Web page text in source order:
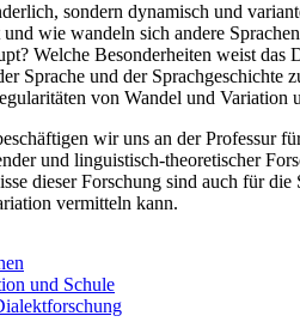
sondern dynamisch und
wie wandeln sich andere
Welche Besonderheiten weist
Sprache und der
von Wandel und
wir uns an der Professur
und linguistisch-theoretischer
dieser Forschung sind auch für
vermitteln kann.
und Schule